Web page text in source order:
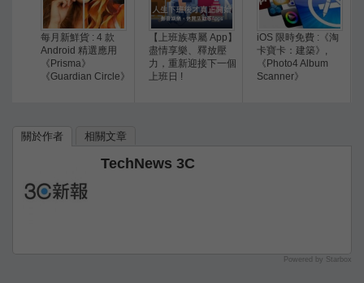
每月新鮮貨 : 4 款
Android 精選應用
《Prisma》
《Guardian Circle》
【上班族專屬 App】
盡情享樂、釋放壓
力，重新迎接下一個
上班日 !
iOS 限時免費 :《淘
卡寶卡：建築》,
《Photo4 Album
Scanner》
關於作者 相關文章
TechNews 3C
Powered by Starbox